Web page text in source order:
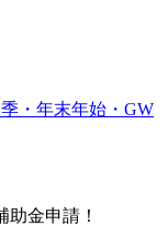
・年末年始・GW
金申請！